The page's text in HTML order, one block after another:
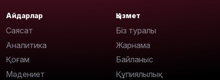
Айдарлар
Саясат
Аналитика
Қоғам
Мәдениет
Қызмет
Біз туралы
Жарнама
Байланыс
Құпиялылық